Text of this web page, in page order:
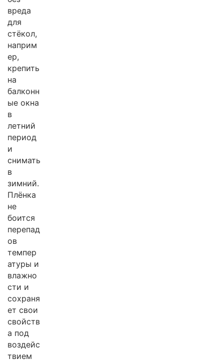
вреда
для
стёкол,
наприм
ер,
крепить
на
балконн
ые окна
в
летний
период
и
снимать
в
зимний.
Плёнка
не
боится
перепад
ов
темпер
атуры и
влажно
сти и
сохраня
ет свои
свойств
а под
воздейс
твием